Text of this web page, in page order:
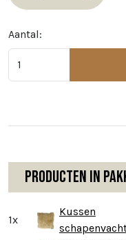
Aantal:
Producten in
1x
Kussen